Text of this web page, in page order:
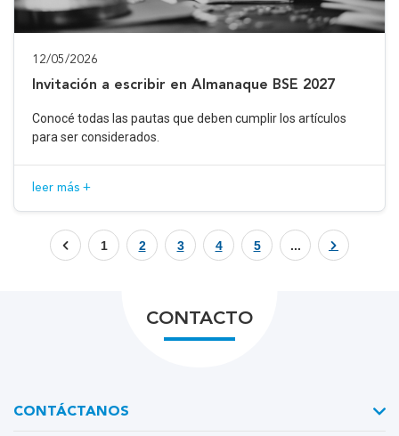
12/05/2026
Invitación a escribir en Almanaque BSE 2027
Conocé todas las pautas que deben cumplir los artículos
para ser considerados.
leer más +
1 2 3 4 5 ...
CONTACTO
CONTÁCTANOS